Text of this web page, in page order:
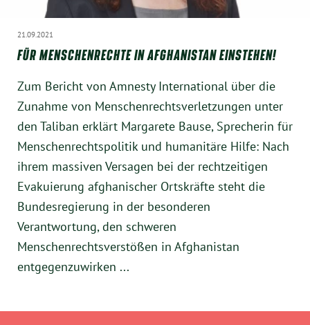
21.09.2021
FÜR MENSCHENRECHTE IN AFGHANISTAN EINSTEHEN!
Zum Bericht von Amnesty International über die
Zunahme von Menschenrechtsverletzungen unter
den Taliban erklärt Margarete Bause, Sprecherin für
Menschenrechtspolitik und humanitäre Hilfe: Nach
ihrem massiven Versagen bei der rechtzeitigen
Evakuierung afghanischer Ortskräfte steht die
Bundesregierung in der besonderen
Verantwortung, den schweren
Menschenrechtsverstößen in Afghanistan
entgegenzuwirken ...